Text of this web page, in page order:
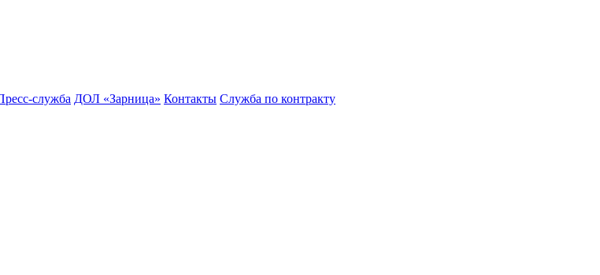
служба ДОЛ «Зарница» Контакты Служба по контракту